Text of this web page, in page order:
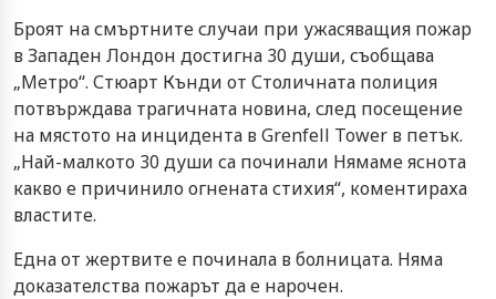
Броят на смъртните случаи при ужасяващия пожар
в Западен Лондон достигна 30 души, съобщава
„Метро“. Стюарт Кънди от Столичната полиция
потвърждава трагичната новина, след посещение
на мястото на инцидента в Grenfell Tower в петък.
„Най-малкото 30 души са починали Нямаме яснота
какво е причинило огнената стихия“, коментираха
властите.
Една от жертвите е починала в болницата. Няма
доказателства пожарът да е нарочен.